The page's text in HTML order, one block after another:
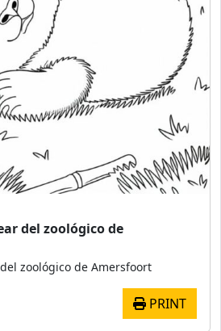
del zoológico de
zoológico de Amersfoort
PRINT